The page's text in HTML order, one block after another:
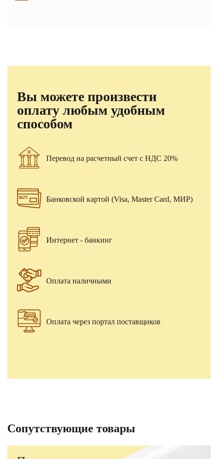
Вы можете произвести
оплату любым удобным
способом
Перевод на расчетный счет с НДС 20%
Банковской картой (Visa, Master Card, МИР)
Интернет - банкинг
Оплата наличными
Оплата через портал поставщиков
Сопутствующие товары